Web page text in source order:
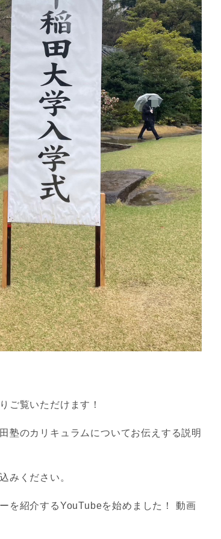
ご覧いただけます！
塾のカリキュラムについてお伝えする説明
みください。
を紹介するYouTubeを始めました！ 動画